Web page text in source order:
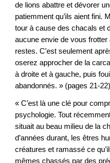
de lions abattre et dévorer
patiemment qu’ils aient fini.
tour à cause des chacals et
aucune envie de vous
restes. C’est seulement
oserez approcher de la
à droite et à gauche, puis
abandonnés. » (pages 21-22)
« C’est là une clé pour
psychologie. Tout
situait au beau milieu de la
d’années durant, les êtres
créatures et ramassé ce
mêmes chassés par des